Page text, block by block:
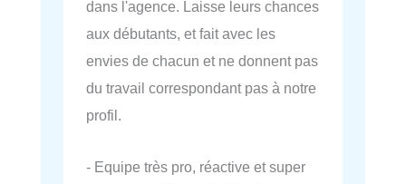
dans l'agence. Laisse leurs chances
aux débutants, et fait avec les
envies de chacun et ne donnent pas
du travail correspondant pas à notre
profil.
- Equipe très pro, réactive et super